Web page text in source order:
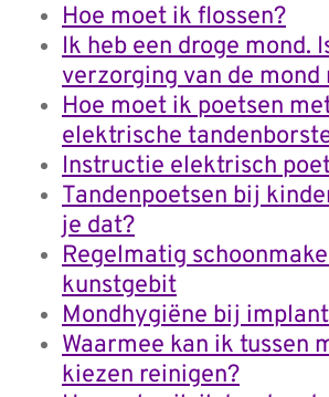
Hoe moet ik flossen?
Ik heb een droge mond.
verzorging van de mond
Hoe moet ik poetsen
elektrische
Instructie elektrisch
Tandenpoetsen bij
je dat?
Regelmatig
kunstgebit
Mondhygiëne bij
Waarmee kan ik tussen
kiezen reinigen?